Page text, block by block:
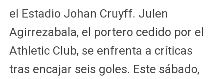
el Estadio Johan Cruyff. Julen
Agirrezabala, el portero cedido por el
Athletic Club, se enfrenta a críticas
tras encajar seis goles. Este sábado,